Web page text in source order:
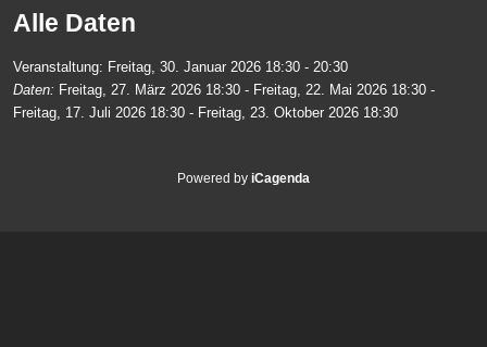
Alle Daten
Veranstaltung: Freitag, 30. Januar 2026 18:30 - 20:30
Daten: Freitag, 27. März 2026 18:30 - Freitag, 22. Mai 2026 18:30 -
Freitag, 17. Juli 2026 18:30 - Freitag, 23. Oktober 2026 18:30
Powered by iCagenda